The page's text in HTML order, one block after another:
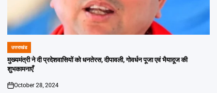
POSTED
IN
उत्तराखंड
मुख्यमंत्री ने दी प्रदेशवासियों को धनतेरस, दीपावली, गोवर्धन पूजा एवं भैयादूज की
शुभकामनाएँ
on
October 28, 2024